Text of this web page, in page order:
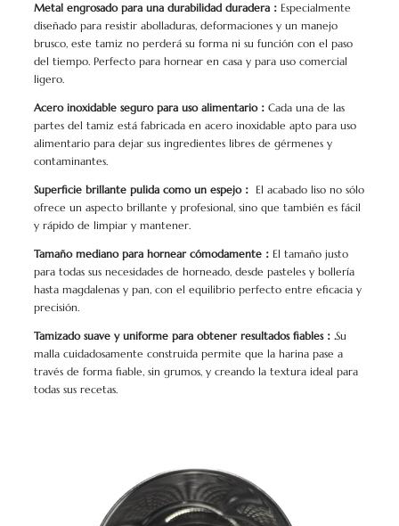
Metal engrosado para una durabilidad duradera： Especialmente
diseñado para resistir abolladuras, deformaciones y un manejo
brusco, este tamiz no perderá su forma ni su función con el paso
del tiempo. Perfecto para hornear en casa y para uso comercial
ligero.
Acero inoxidable seguro para uso alimentario： Cada una de las
partes del tamiz está fabricada en acero inoxidable apto para uso
alimentario para dejar sus ingredientes libres de gérmenes y
contaminantes.
Superficie brillante pulida como un espejo： El acabado liso no sólo
ofrece un aspecto brillante y profesional, sino que también es fácil
y rápido de limpiar y mantener.
Tamaño mediano para hornear cómodamente： El tamaño justo
para todas sus necesidades de horneado, desde pasteles y bollería
hasta magdalenas y pan, con el equilibrio perfecto entre eficacia y
precisión.
Tamizado suave y uniforme para obtener resultados fiables：.Su
malla cuidadosamente construida permite que la harina pase a
través de forma fiable, sin grumos, y creando la textura ideal para
todas sus recetas.